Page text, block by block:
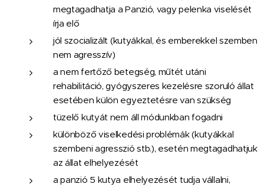
megtagadhatja a Panzió, vagy pelenka viselését
írja elő
jól szocializált (kutyákkal, és emberekkel szemben
nem agresszív)
a nem fertőző betegség, műtét utáni
rehabilitáció, gyógyszeres kezelésre szoruló állat
esetében külön egyeztetésre van szükség
tüzelő kutyát nem áll módunkban fogadni
különböző viselkedési problémák (kutyákkal
szembeni agresszió stb.), esetén megtagadhatjuk
az állat elhelyezését
a panzió 5 kutya elhelyezését tudja vállalni,